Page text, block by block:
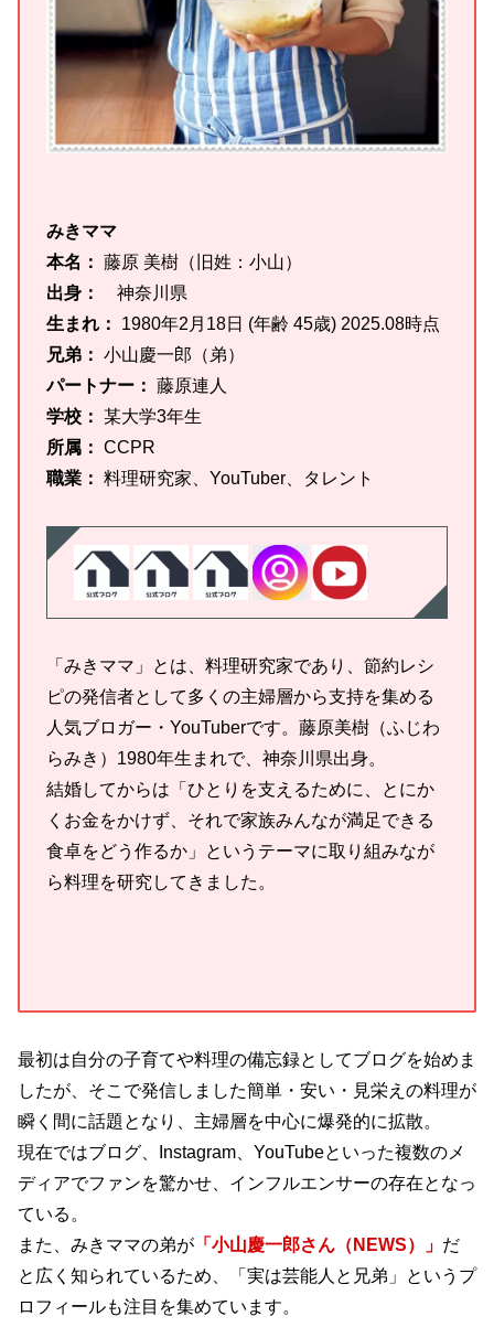
みきママ
本名： 藤原 美樹（旧姓：小山）
出身：
神奈川県
生まれ：
1980年2月18日 (年齢 45歳) 2025.08時点
兄弟： 小山慶一郎（弟）
パートナー： 藤原連人
学校： 某大学3年生
所属： CCPR
職業： 料理研究家、YouTuber、タレント
「みきママ」とは、料理研究家であり、節約レシ
ピの発信者として多くの主婦層から支持を集める
人気ブロガー・YouTuberです。藤原美樹（ふじわ
らみき）1980年生まれで、神奈川県出身。
結婚してからは「ひとりを支えるために、とにか
くお金をかけず、それで家族みんなが満足できる
食卓をどう作るか」というテーマに取り組みなが
ら料理を研究してきました。
最初は自分の子育てや料理の備忘録としてブログを始めま
したが、そこで発信しました簡単・安い・見栄えの料理が
瞬く間に話題となり、主婦層を中心に爆発的に拡散。
現在ではブログ、Instagram、YouTubeといった複数のメ
ディアでファンを驚かせ、インフルエンサーの存在となっ
ている。
また、みきママの弟が 「小山慶一郎さん（NEWS）」 だ
と広く知られているため、「実は芸能人と兄弟」というプ
ロフィールも注目を集めています。